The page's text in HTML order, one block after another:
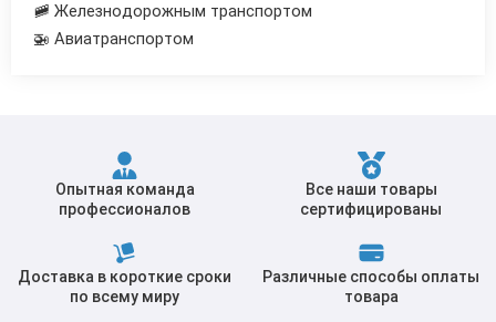
🚞 Железнодорожным транспортом
🚁 Авиатранспортом
Опытная команда
профессионалов
Все наши товары
сертифицированы
Доставка в короткие сроки
по всему миру
Различные способы оплаты
товара